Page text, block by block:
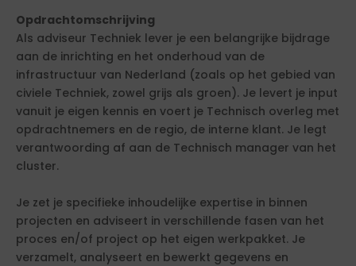
Opdrachtomschrijving
Als adviseur Techniek lever je een belangrijke bijdrage
aan de inrichting en het onderhoud van de
infrastructuur van Nederland (zoals op het gebied van
civiele Techniek, zowel grijs als groen). Je levert je input
vanuit je eigen kennis en voert je Technisch overleg met
opdrachtnemers en de regio, de interne klant. Je legt
verantwoording af aan de Technisch manager van het
cluster.
Je zet je specifieke inhoudelijke expertise in binnen
projecten en adviseert in verschillende fasen van het
proces en/of project op het eigen werkpakket. Je
verzamelt, analyseert en bewerkt gegevens en